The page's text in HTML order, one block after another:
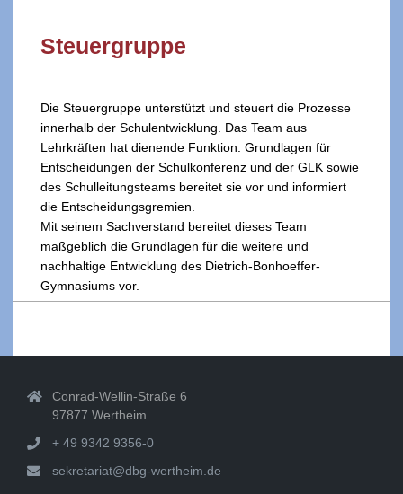
Steuergruppe
Die Steuergruppe unterstützt und steuert die Prozesse
innerhalb der Schulentwicklung. Das Team aus
Lehrkräften hat dienende Funktion. Grundlagen für
Entscheidungen der Schulkonferenz und der GLK sowie
des Schulleitungsteams bereitet sie vor und informiert
die Entscheidungsgremien.
Mit seinem Sachverstand bereitet dieses Team
maßgeblich die Grundlagen für die weitere und
nachhaltige Entwicklung des Dietrich-Bonhoeffer-
Gymnasiums vor.
Conrad-Wellin-Straße 6
97877 Wertheim
+ 49 9342 9356-0
sekretariat@dbg-wertheim.de